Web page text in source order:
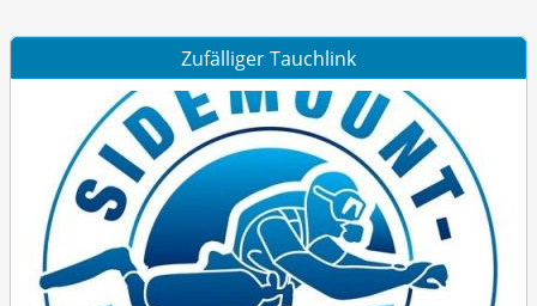
Zufälliger Tauchlink